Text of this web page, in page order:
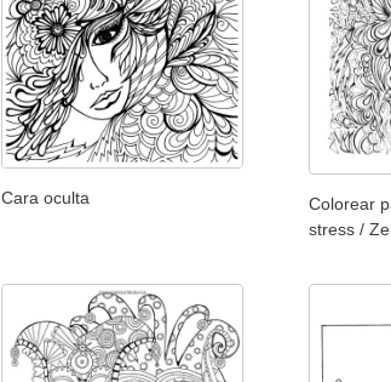
Cara oculta
Colorear
stress /